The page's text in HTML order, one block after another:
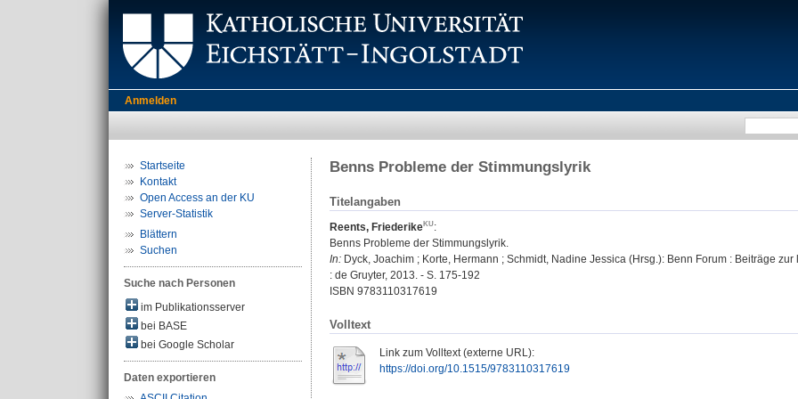
Anmelden
Startseite
Kontakt
Open Access an der KU
Server-Statistik
Blättern
Suchen
Suche nach Personen
im Publikationsserver
bei BASE
bei Google Scholar
Daten exportieren
Benns Probleme der Stimmungslyrik
Titelangaben
Reents, Friederike
:
Benns Probleme der Stimmungslyrik.
In: Dyck, Joachim ; Korte, Hermann ; Schmidt, Nadine Jessica (Hrsg.): Benn Forum : Beiträge
: de Gruyter, 2013. - S. 175-192
ISBN 9783110317619
Volltext
Link zum Volltext (externe URL):
https://doi.org/10.1515/9783110317619